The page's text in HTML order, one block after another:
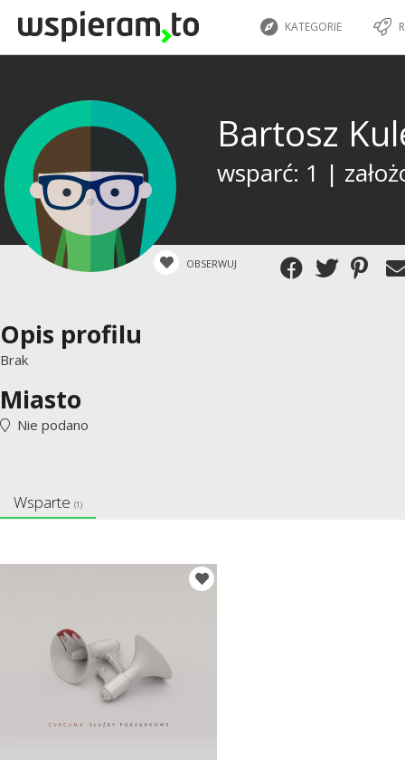
KATEGORIE
Bartosz
wsparć: 1 |
OBSERWUJ
Opis profilu
Brak
Miasto
Nie podano
Wsparte (1)